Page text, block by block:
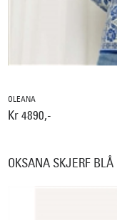
OLEANA
Kr 4890,-
OKSANA SKJERF BLÅ